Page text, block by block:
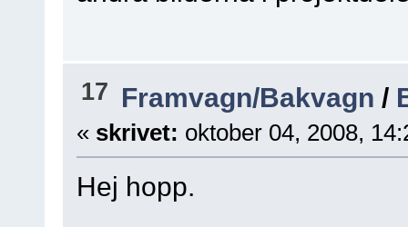
17 Framvagn/Bakvagn /
« skrivet: oktober 04, 2008,
Hej hopp.